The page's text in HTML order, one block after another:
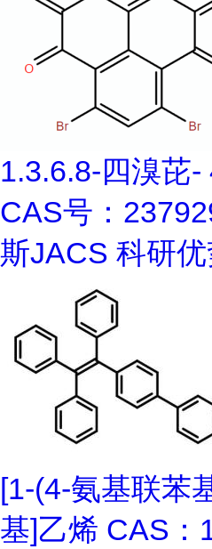
1.3.6.8-四溴芘-
CAS号：
斯JACS 科研
[1-(4-氨基联苯
基]乙烯 CAS：